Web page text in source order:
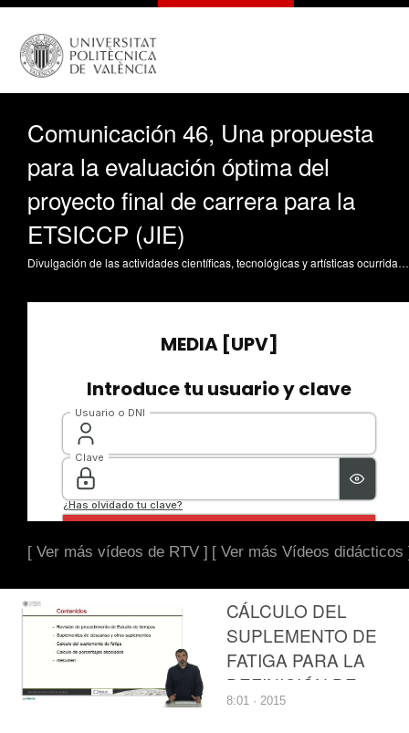
Comunicación 46, Una propuesta
para la evaluación óptima del
proyecto final de carrera para la
ETSICCP (JIE)
Divulgación de las actividades científicas, tecnológicas y artísticas ocurridas en los tres campus de la UPV
[ Ver más vídeos de RTV ] [ Ver más Vídeos didácticos
CÁLCULO DEL
SUPLEMENTO DE
FATIGA PARA LA
DEFINICIÓN DE
ESTÁNDARES DE
8:01 · 2015